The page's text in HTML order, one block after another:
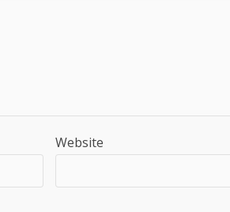
Website